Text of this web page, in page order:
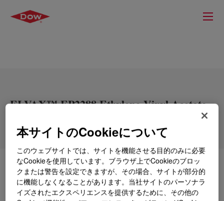
ELVAX™ EP2288 Ethylene Vinyl Acetate
とはELVAX™ EP2288 Ethylene Vinyl Acetate
Copolymer?
本サイトのCookieについて
このウェブサイトでは、サイトを機能させる目的のみに必要
なCookieを使用しています。ブラウザ上でCookieのブロッ
クまたは警告を設定できますが、その場合、サイトが部分的
に機能しなくなることがあります。当社サイトのパーソナラ
イズされたエクスペリエンスを提供するために、その他の